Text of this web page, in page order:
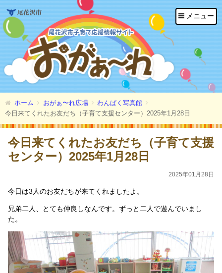
ホーム おがぁ〜れ広場
わんぱく写真館
今日来てくれたお友だち（子育て支援センター）2025年1月28日
今日来てくれたお友だち（子育て支援
センター）2025年1月28日
2025年01月28日
今日は3人のお友だちが来てくれましたよ。
兄弟二人、とても仲良しなんです。ずっと二人で遊んでいまし
た。
メニュー